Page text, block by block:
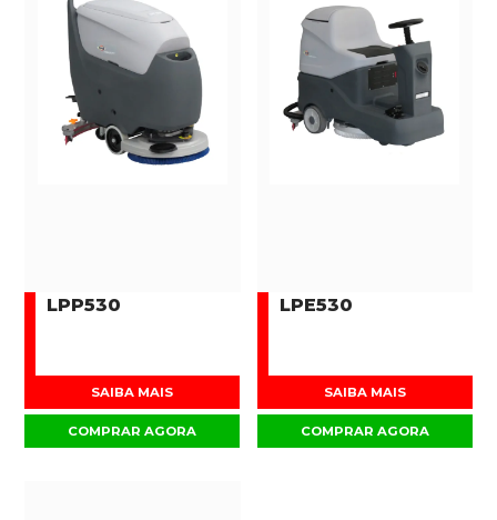
LPP530
SAIBA MAIS
COMPRAR AGORA
LPE530
SAIBA MAIS
COMPRAR AGORA